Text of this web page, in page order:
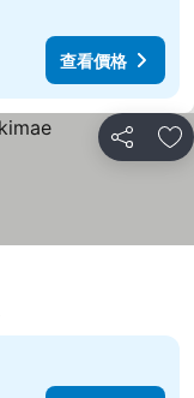
查看價格
分享 加